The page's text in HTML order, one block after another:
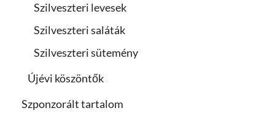
Szilveszteri levesek
Szilveszteri saláták
Szilveszteri sütemény
Újévi köszöntők
Szponzorált tartalom